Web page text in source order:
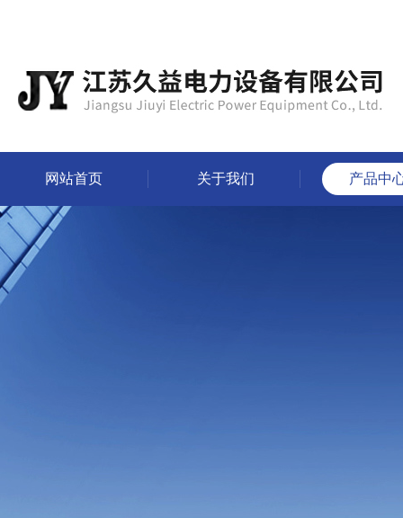
网站首页 关于我们 产品中